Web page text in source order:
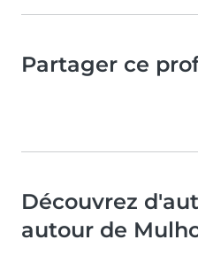
Partager ce
Découvrez
autour de